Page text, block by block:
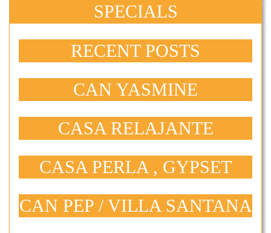
SPECIALS
RECENT POSTS
CAN YASMINE
CASA RELAJANTE
CASA PERLA , GYPSET
CAN PEP / VILLA SANTANA